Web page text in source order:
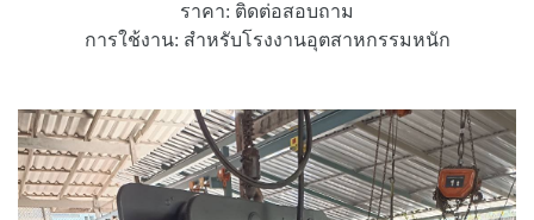
ราคา: ติดต่อสอบถาม
การใช้งาน: สำหรับโรงงานอุตสาหกรรมหนัก